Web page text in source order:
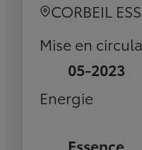
CORBEIL
Mise en
05-2023
Energie
Essence